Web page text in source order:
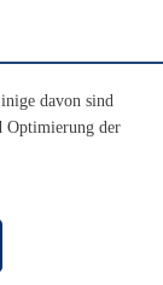
davon sind
Optimierung der